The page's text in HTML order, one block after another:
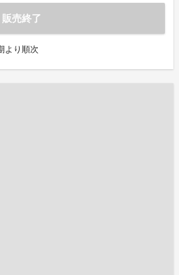
販売終了
より順次